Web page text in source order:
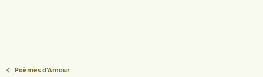
Poèmes d'Amour